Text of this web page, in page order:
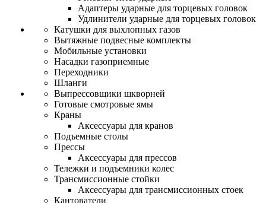
Адаптеры ударные для торцевых головок
Удлинители ударные для торцевых головок
Катушки для выхлопных газов
Вытяжные подвесные комплекты
Мобильные установки
Насадки газоприемные
Переходники
Шланги
Выпрессовщики шкворней
Готовые смотровые ямы
Краны
Аксессуары для кранов
Подъемные столы
Прессы
Аксессуары для прессов
Тележки и подъемники колес
Трансмиссионные стойки
Аксессуары для трансмиссионных стоек
Кантователи